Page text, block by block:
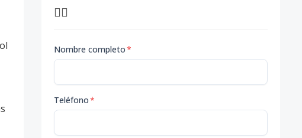
👇🏽
Nombre completo*
Teléfono*